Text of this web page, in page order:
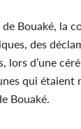
Bouaké, la
des
lors d’une
qui étaient
Bouaké.